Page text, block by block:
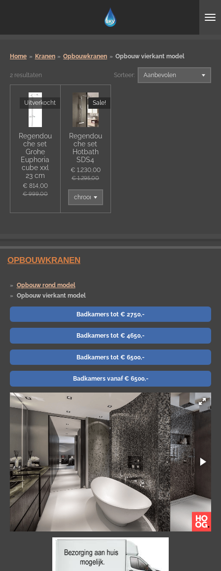
Home » Kranen » Opbouwkranen » Opbouw vierkant model
2 resultaten Sorteer:
Uitverkocht
Regendou
che set
Grohe
Euphoria
cube xxl
23 cm
€ 814,00
€ 999,00
Sale!
Regendou
che set
Hotbath
SDS4
€ 1.230,00
€ 1.295,00
OPBOUWKRANEN
Opbouw rond model
Opbouw vierkant model
Badkamers tot € 2750,-
Badkamers tot € 4650,-
Badkamers tot € 6500,-
Badkamers vanaf € 6500,-